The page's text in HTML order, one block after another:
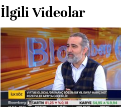
İlgili Videolar